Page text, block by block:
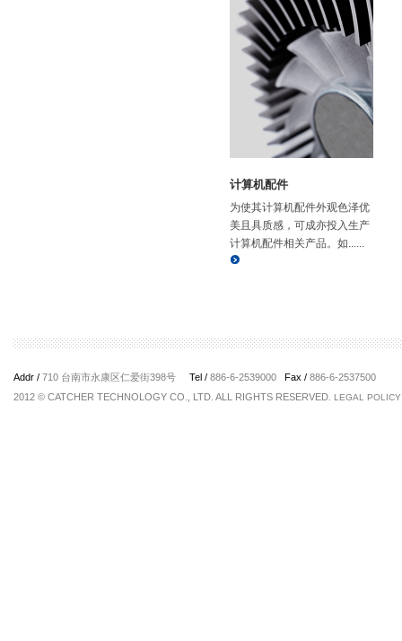
计算机配件
为使其计算机配件外观色泽优
美且具质感，可成亦投入生产
计算机配件相关产品。如......
Addr / 710 台南市永康区仁爱街398号 Tel / 886-6-2539000 Fax / 886-6-2537500
2012 © CATCHER TECHNOLOGY CO., LTD. ALL RIGHTS RESERVED.
LEGAL POLICY